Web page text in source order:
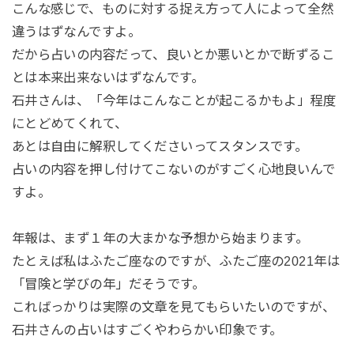
こんな感じで、ものに対する捉え方って人によって全然
違うはずなんですよ。
だから占いの内容だって、良いとか悪いとかで断ずるこ
とは本来出来ないはずなんです。
石井さんは、「今年はこんなことが起こるかもよ」程度
にとどめてくれて、
あとは自由に解釈してくださいってスタンスです。
占いの内容を押し付けてこないのがすごく心地良いんで
すよ。
年報は、まず１年の大まかな予想から始まります。
たとえば私はふたご座なのですが、ふたご座の2021年は
「冒険と学びの年」だそうです。
こればっかりは実際の文章を見てもらいたいのですが、
石井さんの占いはすごくやわらかい印象です。